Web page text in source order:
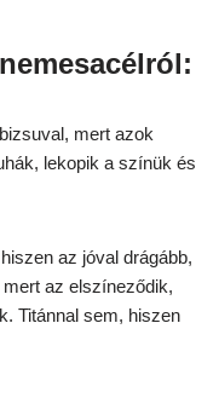
mert azok
lekopik a színük és
az jóval drágább,
az elszíneződik,
Titánnal sem, hiszen